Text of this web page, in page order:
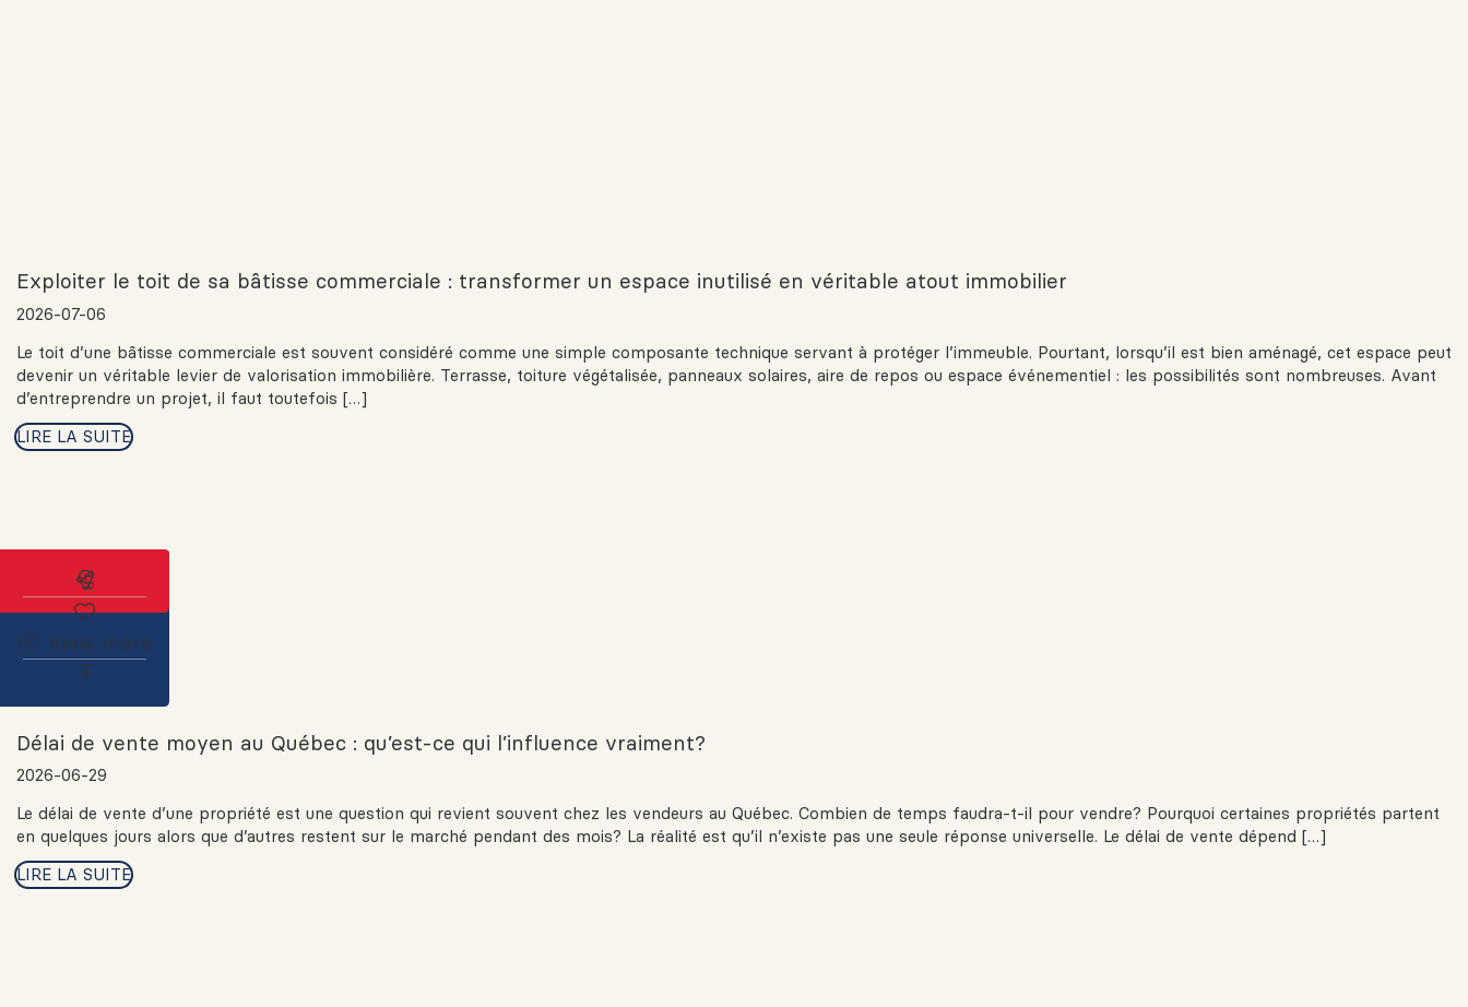
Exploiter le toit de sa bâtisse commerciale : transformer un espace inutilisé en véritable atout immobilier
2026-07-06
Le toit d’une bâtisse commerciale est souvent considéré comme une simple composante technique servant à protéger l’immeuble. Pourtant, lorsqu’il est bien aménagé, cet espace peut
devenir un véritable levier de valorisation immobilière. Terrasse, toiture végétalisée, panneaux solaires, aire de repos ou espace événementiel : les possibilités sont nombreuses. Avant
d’entreprendre un projet, il faut toutefois […]
LIRE LA SUITE
Délai de vente moyen au Québec : qu’est-ce qui l’influence vraiment?
2026-06-29
Le délai de vente d’une propriété est une question qui revient souvent chez les vendeurs au Québec. Combien de temps faudra-t-il pour vendre? Pourquoi certaines propriétés partent
en quelques jours alors que d’autres restent sur le marché pendant des mois? La réalité est qu’il n’existe pas une seule réponse universelle. Le délai de vente dépend […]
LIRE LA SUITE
View more